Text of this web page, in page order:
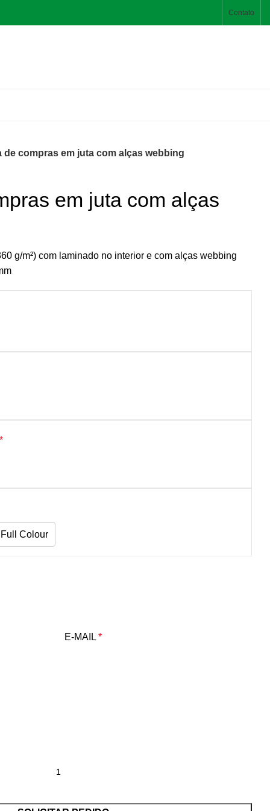
Contato
de compras em juta com alças webbing
em juta com alças
g/m²) com laminado no interior e com alças webbing
*
Full Colour
E-MAIL *